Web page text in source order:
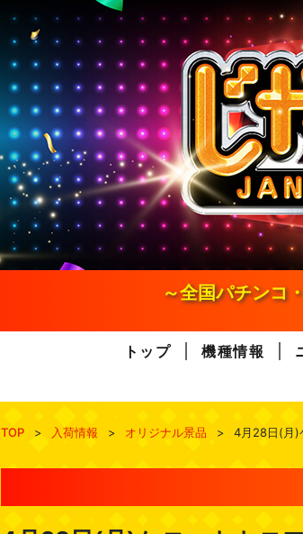
～全国パチンコ
トップ 機種情報
TOP > 入荷情報 > オリジナル景品 > 4月28日(月)